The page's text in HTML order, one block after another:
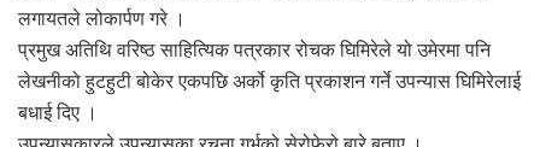
लगायतले लोकार्पण गरे ।
प्रमुख अतिथि वरिष्ठ साहित्यिक पत्रकार रोचक घिमिरेले यो उमेरमा पनि
लेखनीको हुटहुटी बोकेर एकपछि अर्को कृति प्रकाशन गर्ने उपन्यास घिमिरेलाई
बधाई दिए ।